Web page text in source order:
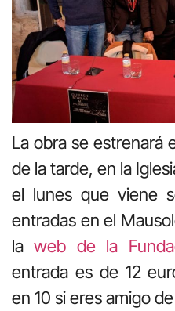
La obra se estrenará
de la tarde, en la
el lunes que viene
entradas en el
laweb de la
entrada es de 12
en 10 si eres amigo